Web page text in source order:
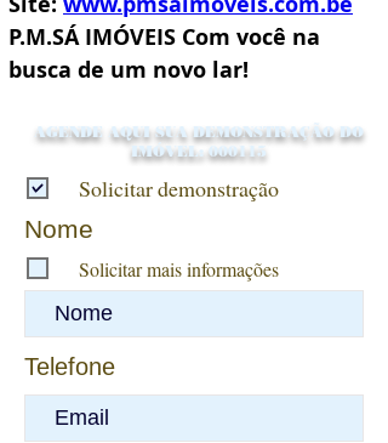
P.M.SÁ IMÓVEIS Com você na
busca de um novo lar!
AGENDE AQUI SUA DEMONSTRAÇÃO DO
IMÓVEL: 000115
Solicitar demonstração
Nome
Solicitar mais informações
Telefone